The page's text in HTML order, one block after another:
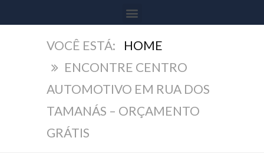
HOME
ENCONTRE CENTRO
AUTOMOTIVO EM RUA DOS
TAMANÁS – ORÇAMENTO
GRÁTIS